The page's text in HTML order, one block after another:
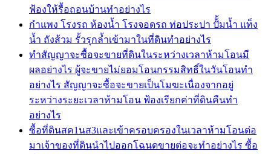
ฟ้องให้รื้อถอนบ้านทำอย่างไร
กำแพง โรงรถ ห้องน้ำ โรงจอดรถ ท่อประปา ปัั้มน้ำ แท็ง
น้ำ ถังส้วม รั้วรุกล้ำเข้ามาในที่ดินทำอย่างไร
ทำสัญญาจะซื้อจะขายที่ดินในระหว่างเวลาห้ามโอนมี
ผลอย่างไร ผู้จะขายไม่ยอมโอนกรรมสิทธิ์ในวันโอนทำ
อย่างไร สัญญาจะซื้อจะขายเป็นโมฆะเนื่องจากอยู่
ระหว่างระยะเวลาห้ามโอน ฟ้องเรียกค่าที่ดินคืนทำ
อย่างไร
ซื้อที่ดินสค1นส3และเข้าครอบครองในเวลาห้ามโอนต่อ
มาเจ้าของที่ดินนำไปออกโฉนดขายต่อจะทำอย่างไร ซื้อ